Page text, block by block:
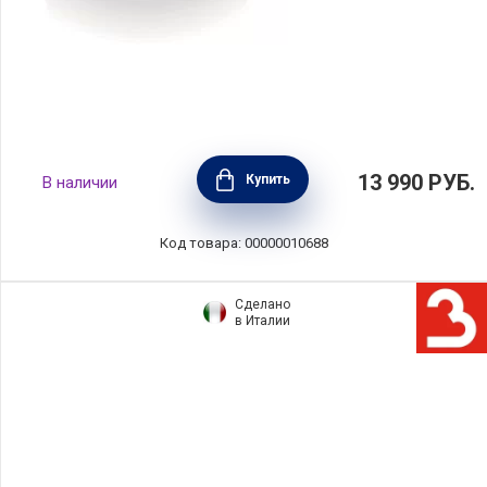
Ковш Chef 1,7 л диаметр 16 см,
нержавеющая сталь 18/10, BEKA, Бельгия,
12066164
В наличии Купить 13 990 РУБ.
Код товара: 00000010688
Сделано
в Италии